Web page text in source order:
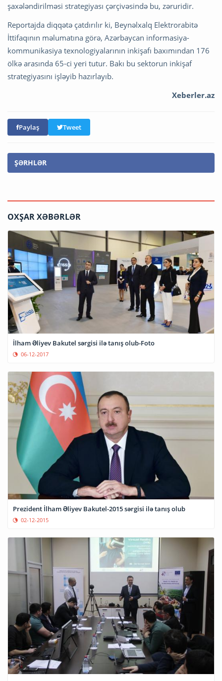
şaxələndirilməsi strategiyası çərçivəsində bu, zəruridir.
Reportajda diqqətə çatdırılır ki, Beynəlxalq Elektrorabitə
İttifaqının məlumatına görə, Azərbaycan informasiya-
kommunikasiya texnologiyalarının inkişafı baxımından 176
ölkə arasında 65-ci yeri tutur. Bakı bu sektorun inkişaf
strategiyasını işləyib hazırlayıb.
Xeberler.az
Paylaş Tweet
ŞƏRHLƏR
OXŞAR XƏBƏRLƏR
İlham Əliyev Bakutel sərgisi ilə tanış olub-Foto
06-12-2017
Prezident İlham Əliyev Bakutel-2015 sərgisi ilə tanış olub
02-12-2015